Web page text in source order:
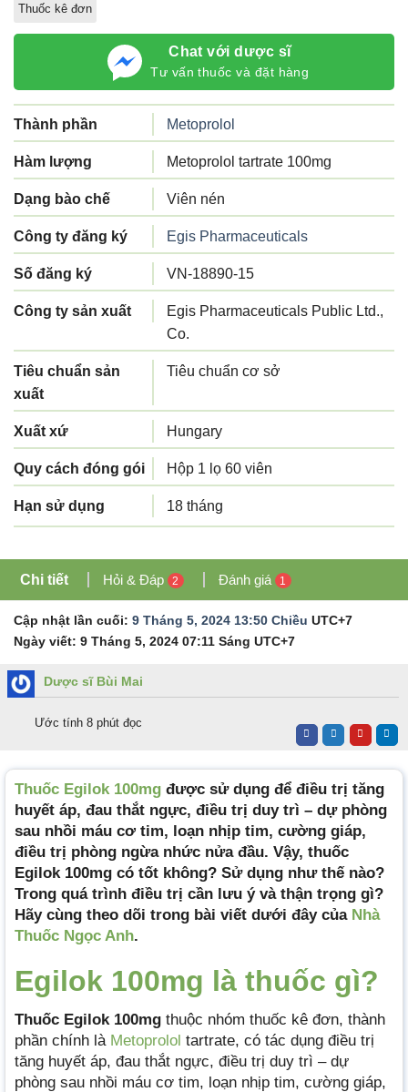
Chat với dược sĩ
Tư vấn thuốc và đặt hàng
Thuốc kê đơn
Thành phần Metoprolol
Hàm lượng Metoprolol tartrate 100mg
Dạng bào chế Viên nén
Công ty đăng ký Egis Pharmaceuticals
Số đăng ký VN-18890-15
Công ty sản xuất
Egis Pharmaceuticals Public Ltd.,
Co.
Tiêu chuẩn sản
xuất
Tiêu chuẩn cơ sở
Xuất xứ Hungary
Quy cách đóng gói Hộp 1 lọ 60 viên
Hạn sử dụng 18 tháng
Chi tiết Hỏi & Đáp 2 Đánh giá 1
Cập nhật lần cuối: 9 Tháng 5, 2024 13:50 Chiều UTC+7
Ngày viết: 9 Tháng 5, 2024 07:11 Sáng UTC+7
Dược sĩ Bùi Mai
Ước tính 8 phút đọc
Thuốc Egilok 100mg được sử dụng để điều trị tăng
huyết áp, đau thắt ngực, điều trị duy trì – dự phòng
sau nhồi máu cơ tim, loạn nhịp tim, cường giáp,
điều trị phòng ngừa nhức nửa đầu. Vậy, thuốc
Egilok 100mg có tốt không? Sử dụng như thế nào?
Trong quá trình điều trị cần lưu ý và thận trọng gì?
Hãy cùng theo dõi trong bài viết dưới đây của Nhà
Thuốc Ngọc Anh.
Egilok 100mg là thuốc gì?
Thuốc Egilok 100mg thuộc nhóm thuốc kê đơn, thành
phần chính là Metoprolol tartrate, có tác dụng điều trị
tăng huyết áp, đau thắt ngực, điều trị duy trì – dự
phòng sau nhồi máu cơ tim, loạn nhịp tim, cường giáp,